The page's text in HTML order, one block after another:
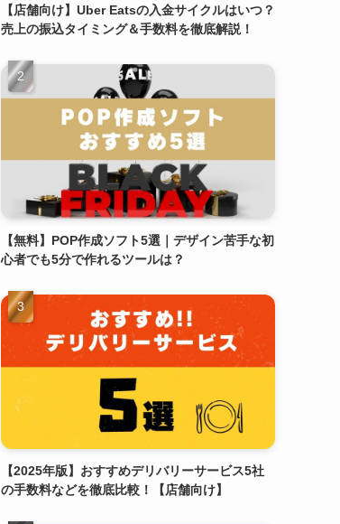
【店舗向け】Uber Eatsの入金サイクルはいつ？
売上の振込タイミング＆手数料を徹底解説！
【無料】POP作成ソフト5選｜デザイン苦手な初
心者でも5分で作れるツールは？
【2025年版】おすすめデリバリーサービス5社
の手数料などを徹底比較！【店舗向け】